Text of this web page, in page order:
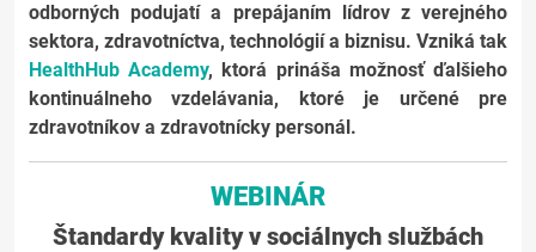
odborných podujatí a prepájaním lídrov z verejného
sektora, zdravotníctva, technológií a biznisu. Vzniká tak
HealthHub Academy, ktorá prináša možnosť ďalšieho
kontinuálneho vzdelávania, ktoré je určené pre
zdravotníkov a zdravotnícky personál.
WEBINÁR
Štandardy kvality v sociálnych službách